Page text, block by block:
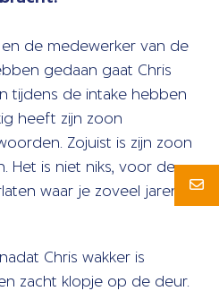
de medewerker van de
gedaan gaat Chris
tijdens de intake hebben
heeft zijn zoon
Zojuist is zijn zoon
Het is niet niks, voor de
waar je zoveel jaren
Chris wakker is
zacht klopje op de deur.